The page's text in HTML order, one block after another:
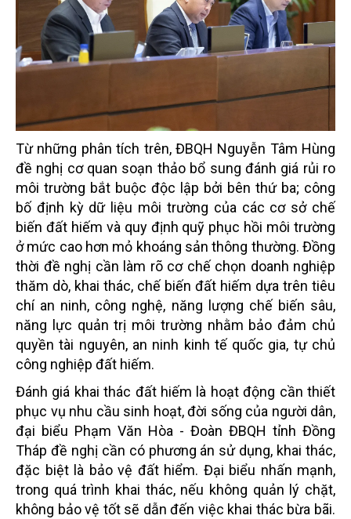
Từ những phân tích trên, ĐBQH Nguyễn Tâm Hùng
đề nghị cơ quan soạn thảo bổ sung đánh giá rủi ro
môi trường bắt buộc độc lập bởi bên thứ ba; công
bố định kỳ dữ liệu môi trường của các cơ sở chế
biến đất hiếm và quy định quỹ phục hồi môi trường
ở mức cao hơn mỏ khoáng sản thông thường. Đồng
thời đề nghị cần làm rõ cơ chế chọn doanh nghiệp
thăm dò, khai thác, chế biến đất hiếm dựa trên tiêu
chí an ninh, công nghệ, năng lượng chế biến sâu,
năng lực quản trị môi trường nhằm bảo đảm chủ
quyền tài nguyên, an ninh kinh tế quốc gia, tự chủ
công nghiệp đất hiếm.
Đánh giá khai thác đất hiếm là hoạt động cần thiết
phục vụ nhu cầu sinh hoạt, đời sống của người dân,
đại biểu Phạm Văn Hòa - Đoàn ĐBQH tỉnh Đồng
Tháp đề nghị cần có phương án sử dụng, khai thác,
đặc biệt là bảo vệ đất hiểm. Đại biểu nhấn mạnh,
trong quá trình khai thác, nếu không quản lý chặt,
không bảo vệ tốt sẽ dẫn đến việc khai thác bừa bãi.